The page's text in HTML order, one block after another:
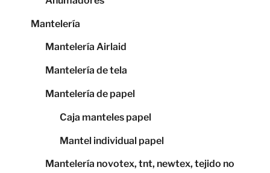
Mantelería
Mantelería Airlaid
Mantelería de tela
Mantelería de papel
Caja manteles papel
Mantel individual papel
Mantelería novotex, tnt, newtex, tejido no